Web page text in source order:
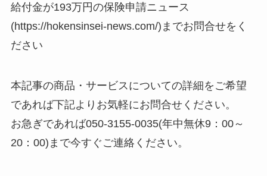
給付金が193万円の保険申請ニュース
(https://hokensinsei-news.com/)までお問合せをく
ださい
本記事の商品・サービスについての詳細をご希望
であれば下記よりお気軽にお問合せください。
お急ぎであれば050-3155-0035(年中無休9：00～
20：00)まで今すぐご連絡ください。